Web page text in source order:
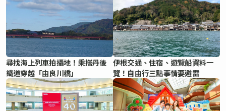
尋找海上列車拍攝地！乘搭丹後
鐵道穿越「由良川橋」
伊根交通、住宿、遊覽船資料一
覽！自由行三點事情要避雷